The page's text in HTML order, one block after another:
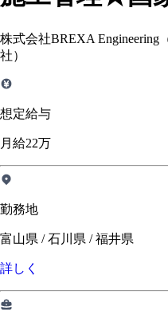
株式会社BREXA
社）
想定給与
月給22万
勤務地
富山県 / 石川県 / 福井県
詳しく